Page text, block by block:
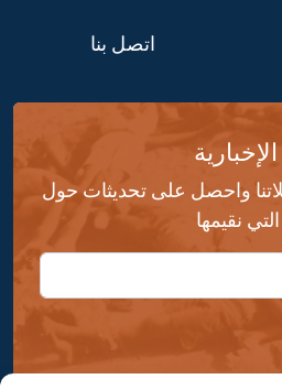
اتصل بنا
واحصل على تحديثات حول
نقيمها